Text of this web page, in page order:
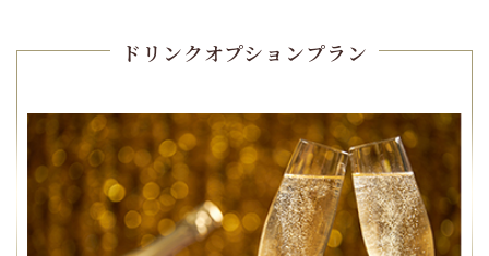
ドリンクオプションプラン